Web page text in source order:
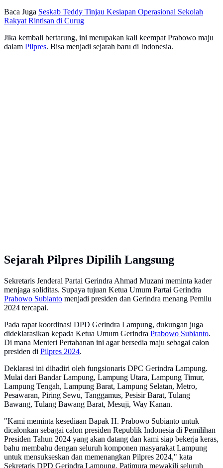
Baca Juga Seskab Teddy Tinjau Kesiapan Operasional Sekolah
Rakyat Rintisan di Curug
Jika kembali bertarung, ini merupakan kali keempat Prabowo maju
dalam Pilpres. Bisa menjadi sejarah baru di Indonesia.
Sejarah Pilpres Dipilih Langsung
Sekretaris Jenderal Partai Gerindra Ahmad Muzani meminta kader
menjaga soliditas. Supaya tujuan Ketua Umum Partai Gerindra
Prabowo Subianto menjadi presiden dan Gerindra menang Pemilu
2024 tercapai.
Pada rapat koordinasi DPD Gerindra Lampung, dukungan juga
dideklarasikan kepada Ketua Umum Gerindra Prabowo Subianto.
Di mana Menteri Pertahanan ini agar bersedia maju sebagai calon
presiden di Pilpres 2024.
Deklarasi ini dihadiri oleh fungsionaris DPC Gerindra Lampung.
Mulai dari Bandar Lampung, Lampung Utara, Lampung Timur,
Lampung Tengah, Lampung Barat, Lampung Selatan, Metro,
Pesawaran, Piring Sewu, Tanggamus, Pesisir Barat, Tulang
Bawang, Tulang Bawang Barat, Mesuji, Way Kanan.
"Kami meminta kesediaan Bapak H. Prabowo Subianto untuk
dicalonkan sebagai calon presiden Republik Indonesia di Pemilihan
Presiden Tahun 2024 yang akan datang dan kami siap bekerja keras,
bahu membahu dengan seluruh komponen masyarakat Lampung
untuk mensukseskan dan memenangkan Pilpres 2024," kata
Sekretaris DPD Gerindra Lampung, Patimura mewakili seluruh